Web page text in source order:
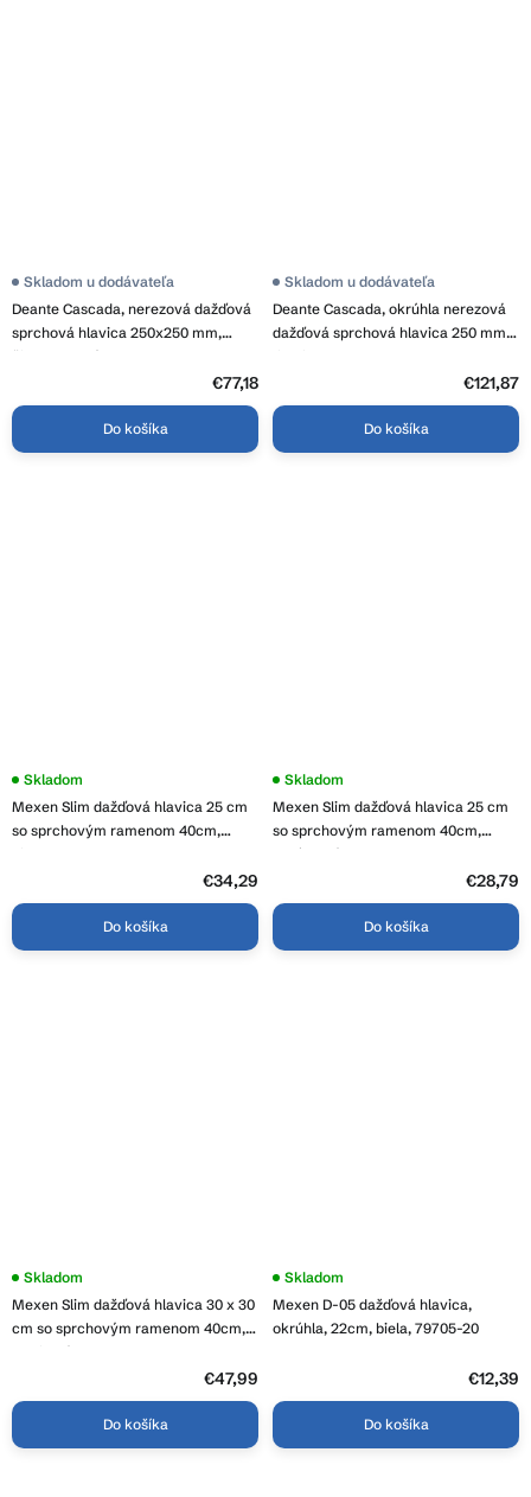
Deante Cascada, nerezová dažďová
sprchová hlavica 250x250 mm,
čierna matná, DEA-NAC_202K
Skladom u dodávateľa
€77,18
Do košíka
Deante Cascada, okrúhla nerezová
dažďová sprchová hlavica 250 mm,
Skladom u dodávateľa
€121,87
Do košíka
Mexen Slim dažďová hlavica 25 cm
so sprchovým ramenom 40cm,
Skladom
€34,29
Do košíka
Mexen Slim dažďová hlavica 25 cm
so sprchovým ramenom 40cm,
chrómová, 79225211-00
Skladom
€28,79
Do košíka
Mexen Slim dažďová hlavica 30 x 30
cm so sprchovým ramenom 40cm,
grafitová, 79130112-66
Skladom
€47,99
Do košíka
Mexen D-05 dažďová hlavica,
okrúhla, 22cm, biela, 79705-20
Skladom
€12,39
Do košíka